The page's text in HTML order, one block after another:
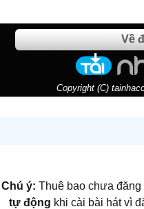
Về
Copyright (C)
Chú ý: Thuê bao chưa
tự động khi cài bài hát vì